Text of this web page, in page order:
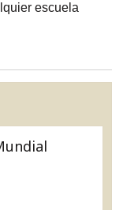
escuela